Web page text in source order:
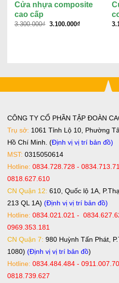
Cửa nhựa composite
cao cấp
3.300.000₫ Giá
3.100.000₫Giá
CÔNG TY CỔ PHẦN TẬP ĐOÀN
Trụ sở: 1061 Tỉnh Lộ 10, Phường
Hồ Chí Minh. (Định vị vị trí bản đồ)
MST: 0315050614
Hotline: 0834.728.728 -
0818.627.610
CN Quận 12: 610, Quốc lộ 1A,
213 QL 1A) (Định vị vị trí bản đồ)
Hotline: 0834.021.021 -
0969.353.181
CN Quận 7: 980 Huỳnh Tấn Phát,
1080) (Định vị vị trí bản đồ)
Hotline: 0834.484.484 -
0818.739.627